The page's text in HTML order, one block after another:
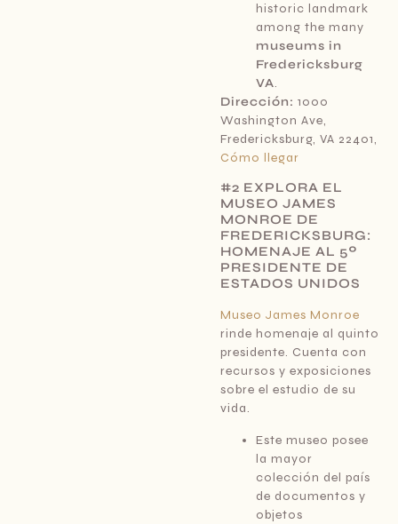
historic landmark
among the many
museums in
Fredericksburg
VA.
Dirección: 1000
Washington Ave,
Fredericksburg, VA 22401,
Cómo llegar
#2 EXPLORA EL
MUSEO JAMES
MONROE DE
FREDERICKSBURG:
HOMENAJE AL 5º
PRESIDENTE DE
ESTADOS UNIDOS
Museo James Monroe
rinde homenaje al quinto
presidente. Cuenta con
recursos y exposiciones
sobre el estudio de su
vida.
Este museo posee
la mayor
colección del país
de documentos y
objetos